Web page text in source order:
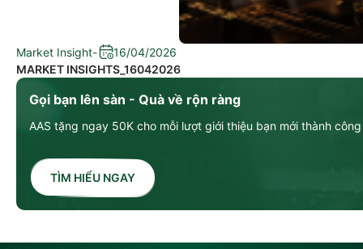
Gọi bạn lên sàn - Quà về rộn ràng
AAS tặng ngay 50K cho mỗi lượt giới thiệu bạn mới thành công
TÌM HIỂU NGAY
Market Insight-
16/04/2026
MARKET INSIGHTS_16042026